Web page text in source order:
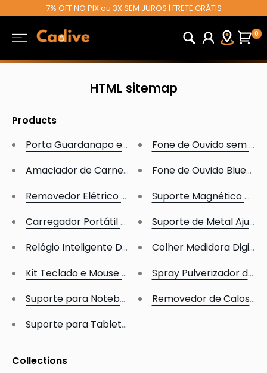
conteúdo
7% OFF NO PIX ou 3X SEM JUROS | FRETE GRÁTIS
Cadive 0
HTML sitemap
Products
Porta Guardanapo em Aço Inox
Amaciador de Carne Premium
Removedor Elétrico de Fiapos e Bolinhas de Roupa
Carregador Portátil Power Bank 10.000mAh
Relógio Inteligente D20 - Smart Watch Bluetooth
Kit Teclado e Mouse sem Fio 2.4G
Suporte para Notebook Ajustável 360°
Suporte para Tablet Dobrável Ajustável 360°
Fone de Ouvido sem
Fone de Ouvido
Suporte Magnético
Suporte de Metal
Colher Medidora Digital
Spray Pulverizador de
Removedor de Calos e
Collections